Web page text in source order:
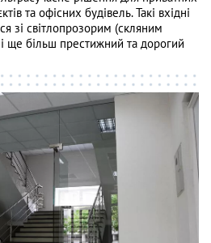
та офісних будівель. Такі вхідні
зі світлопрозорим (скляним
ще більш престижний та дорогий